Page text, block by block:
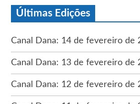
Últimas Edições
Canal Dana: 14 de fevereiro de
Canal Dana: 13 de fevereiro de
Canal Dana: 12 de fevereiro de